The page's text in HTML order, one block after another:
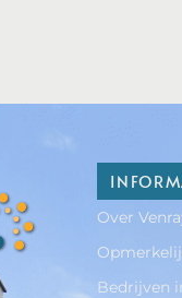
Over
Bedrijven